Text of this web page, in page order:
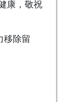
康，敬祝
移除留